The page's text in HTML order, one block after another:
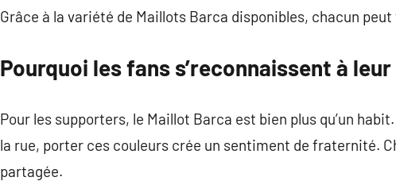
Grâce à la variété de Maillots Barca disponibles, chacun
Pourquoi les fans s’reconnaissent à
Pour les supporters, le Maillot Barca est bien plus qu’un
la rue, porter ces couleurs crée un sentiment de fraternité.
partagée.